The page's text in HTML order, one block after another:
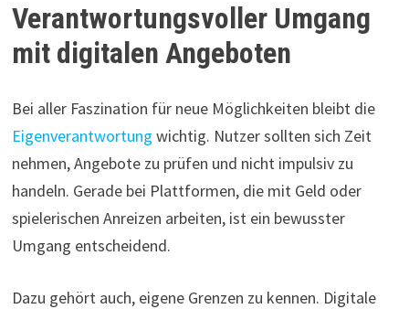
Verantwortungsvoller Umgang
mit digitalen Angeboten
Bei aller Faszination für neue Möglichkeiten bleibt die
Eigenverantwortung wichtig. Nutzer sollten sich Zeit
nehmen, Angebote zu prüfen und nicht impulsiv zu
handeln. Gerade bei Plattformen, die mit Geld oder
spielerischen Anreizen arbeiten, ist ein bewusster
Umgang entscheidend.
Dazu gehört auch, eigene Grenzen zu kennen. Digitale